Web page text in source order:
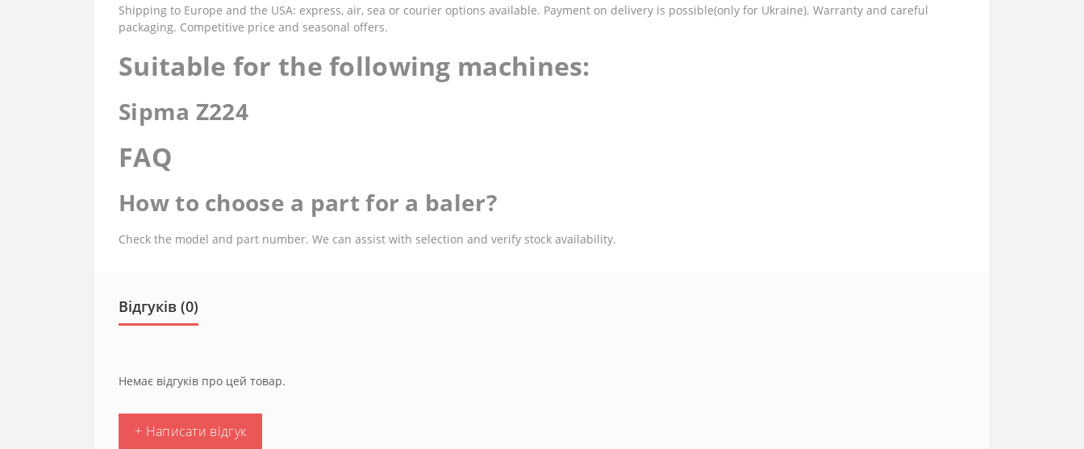
Shipping to Europe and the USA: express, air, sea or courier options available. Payment on delivery is possible(only for Ukraine). Warranty and careful
packaging. Competitive price and seasonal offers.
Suitable for the following machines:
Sipma Z224
FAQ
How to choose a part for a baler?
Check the model and part number. We can assist with selection and verify stock availability.
Відгуків (0)
Немає відгуків про цей товар.
+ Написати відгук